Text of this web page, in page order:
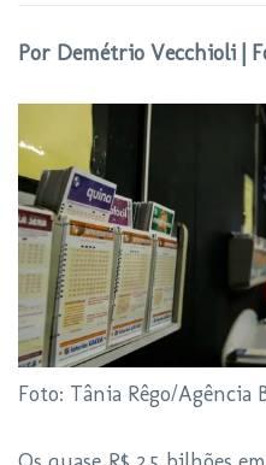
Por Demétrio Vecchioli |
Foto: Tânia Rêgo/Agência